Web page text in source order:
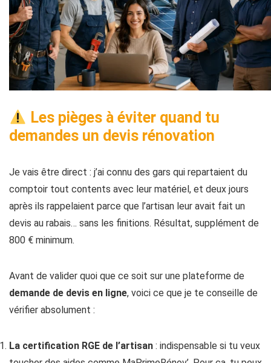
Les pièges à éviter quand tu
demandes un devis rénovation
Je vais être direct : j’ai connu des gars qui repartaient du
comptoir tout contents avec leur matériel, et deux jours
après ils rappelaient parce que l’artisan leur avait fait un
devis au rabais… sans les finitions. Résultat, supplément de
800 € minimum.
Avant de valider quoi que ce soit sur une plateforme de
demande de devis en ligne, voici ce que je te conseille de
vérifier absolument :
La certification RGE de l’artisan : indispensable si tu veux